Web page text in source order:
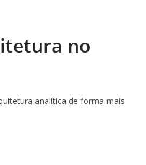
no
analítica de forma mais